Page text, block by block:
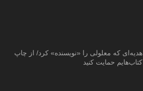
هدیه‌ای که معلولی را «نویسنده» کرد/ از چاپ
کتاب‌هایم حمایت کنید